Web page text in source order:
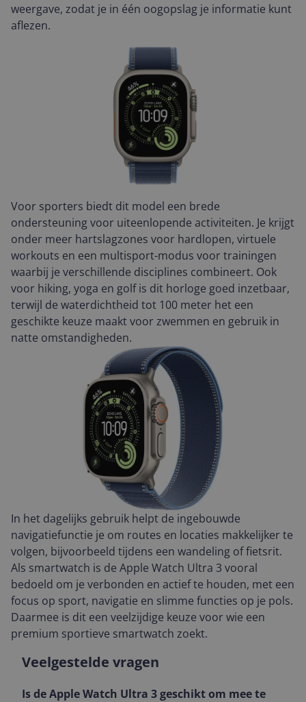
weergave, zodat je in één oogopslag je informatie kunt
aflezen.
Voor sporters biedt dit model een brede
ondersteuning voor uiteenlopende activiteiten. Je krijgt
onder meer hartslagzones voor hardlopen, virtuele
workouts en een multisport-modus voor trainingen
waarbij je verschillende disciplines combineert. Ook
voor hiking, yoga en golf is dit horloge goed inzetbaar,
terwijl de waterdichtheid tot 100 meter het een
geschikte keuze maakt voor zwemmen en gebruik in
natte omstandigheden.
In het dagelijks gebruik helpt de ingebouwde
navigatiefunctie je om routes en locaties makkelijker te
volgen, bijvoorbeeld tijdens een wandeling of fietsrit.
Als smartwatch is de Apple Watch Ultra 3 vooral
bedoeld om je verbonden en actief te houden, met een
focus op sport, navigatie en slimme functies op je pols.
Daarmee is dit een veelzijdige keuze voor wie een
premium sportieve smartwatch zoekt.
Veelgestelde vragen
Is de Apple Watch Ultra 3 geschikt om mee te